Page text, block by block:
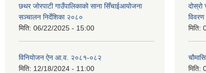
छथर जोरपाटी गाउँपालिकाको साना सिँचाईआयोजना
सञ्चालन निर्देशिका २०८०
मिति: 06/22/2025 - 15:00
विनियोजन ऐन आ.व. २०८१-०८२
मिति: 12/18/2024 - 11:00
मिति:
मिति: